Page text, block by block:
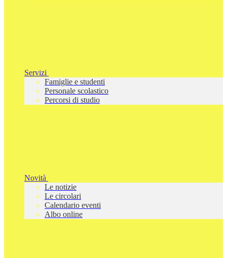
Servizi
Famiglie e studenti
Personale scolastico
Percorsi di studio
Novità
Le notizie
Le circolari
Calendario eventi
Albo online